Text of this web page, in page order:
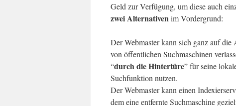
Geld zur Verfügung, um diese auch
zwei Alternativenim Vordergrund:
Der Webmaster kann sich ganz auf
von öffentlichen Suchmaschinen
“durch die Hintertüre” für seine
Suchfunktion nutzen.
Der Webmaster kann einen
dem eine entfernte Suchmaschine